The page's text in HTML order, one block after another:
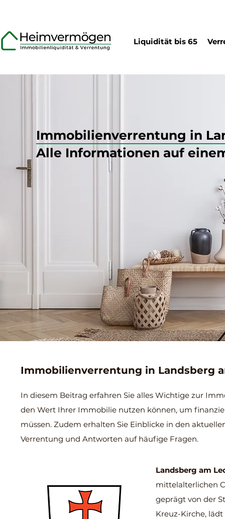
Liquidität bis 65
Immobilienverrentung in
Alle Informationen auf
Immobilienverrentung in Landsberg
In diesem Beitrag erfahren Sie alles Wichtige zur
den Wert Ihrer Immobilie nutzen können, um
müssen. Zudem erhalten Sie Einblicke in den
Verrentung und Antworten auf häufige Fragen.
Landsberg am
mittelalterlichen
geprägt von der
Kreuz-Kirche,